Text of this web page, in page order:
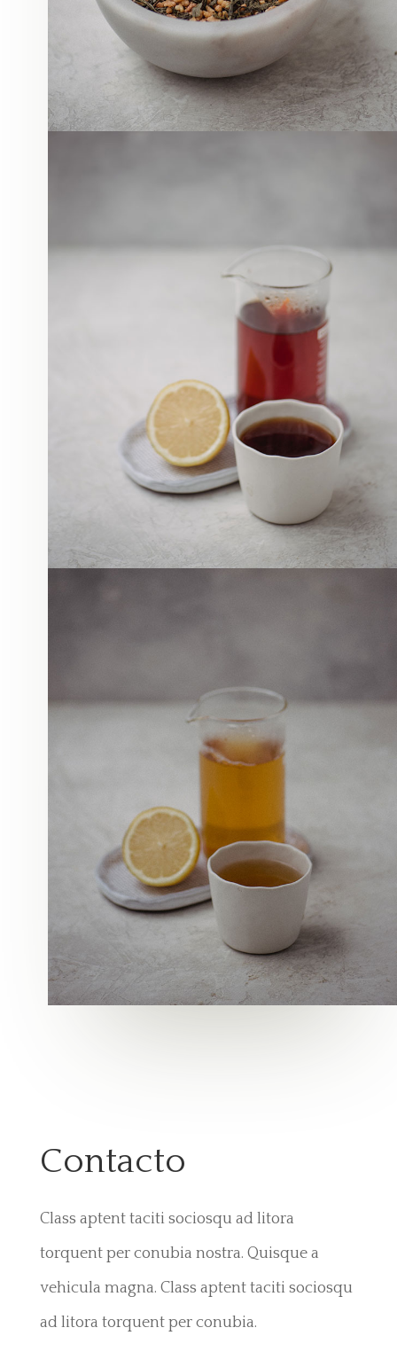
Contacto
Class aptent taciti sociosqu ad litora
torquent per conubia nostra. Quisque a
vehicula magna. Class aptent taciti sociosqu
ad litora torquent per conubia.